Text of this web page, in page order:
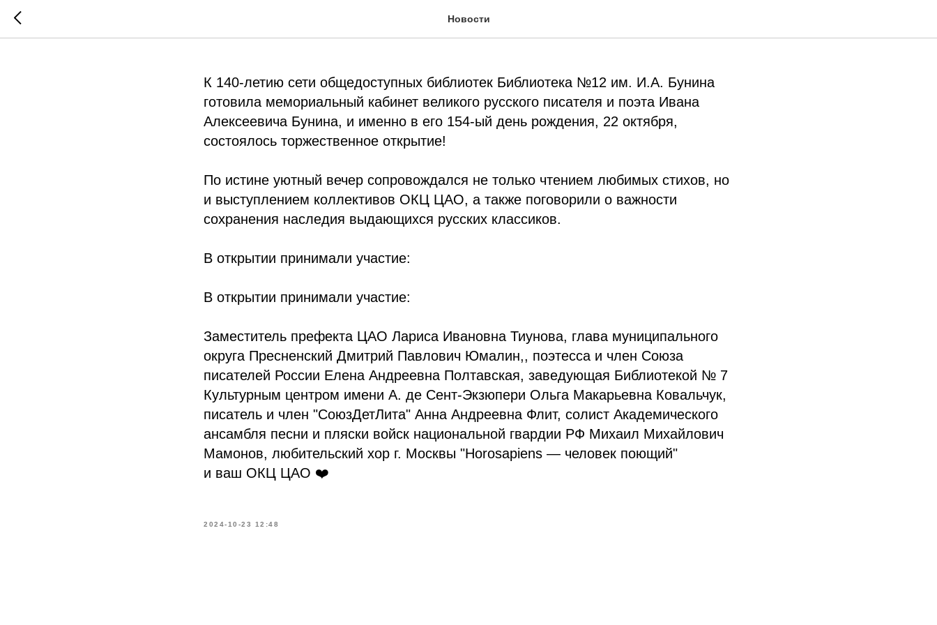
Новости
Мемориальная комната открыта!
К 140-летию сети общедоступных библиотек Библиотека №12 им. И.А. Бунина
готовила мемориальный кабинет великого русского писателя и поэта Ивана
Алексеевича Бунина, и именно в его 154-ый день рождения, 22 октября,
состоялось торжественное открытие!
По истине уютный вечер сопровождался не только чтением любимых стихов, но
и выступлением коллективов ОКЦ ЦАО, а также поговорили о важности
сохранения наследия выдающихся русских классиков.
В открытии принимали участие:
В открытии принимали участие:
Заместитель префекта ЦАО Лариса Ивановна Тиунова, глава муниципального
округа Пресненский Дмитрий Павлович Юмалин,, поэтесса и член Союза
писателей России Елена Андреевна Полтавская, заведующая Библиотекой № 7
Культурным центром имени А. де Сент-Экзюпери Ольга Макарьевна Ковальчук,
писатель и член "СоюзДетЛита" Анна Андреевна Флит, солист Академического
ансамбля песни и пляски войск национальной гвардии РФ Михаил Михайлович
Мамонов, любительский хор г. Москвы "Horosapiens — человек поющий"
и ваш ОКЦ ЦАО ❤️
2024-10-23 12:48